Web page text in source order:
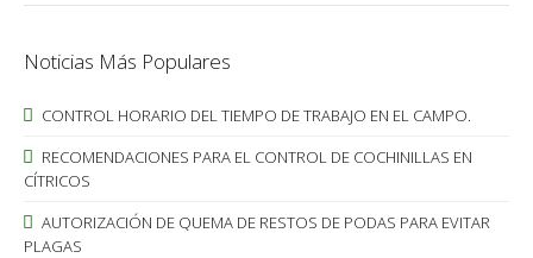
Noticias Más Populares
CONTROL HORARIO DEL TIEMPO DE TRABAJO EN EL CAMPO.
RECOMENDACIONES PARA EL CONTROL DE COCHINILLAS EN
CÍTRICOS
AUTORIZACIÓN DE QUEMA DE RESTOS DE PODAS PARA EVITAR
PLAGAS